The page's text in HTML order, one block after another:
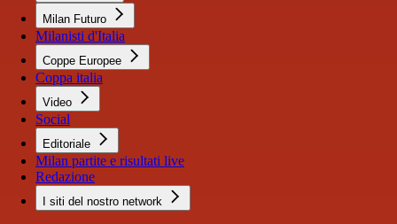
Milan Futuro
Milanisti d'Italia
Coppe Europee
Coppa italia
Video
Social
Editoriale
Milan partite e risultati live
Redazione
I siti del nostro network